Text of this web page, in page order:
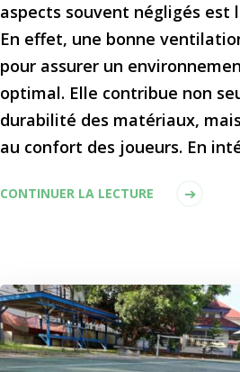
aspects souvent négligés est
En effet, une bonne
pour assurer un
optimal. Elle contribue non
durabilité des matériaux,
au confort des joueurs. En
CONTINUER LA LECTURE